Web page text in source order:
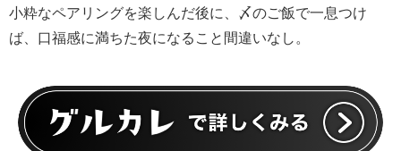
小粋なペアリングを楽しんだ後に、〆のご飯で一息つけ
ば、口福感に満ちた夜になること間違いなし。